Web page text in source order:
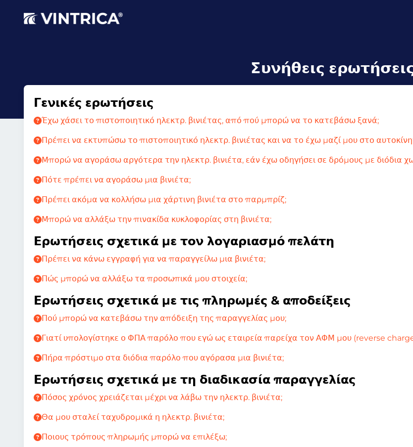
Συνήθεις
Γενικές ερωτήσεις
Έχω χάσει το πιστοποιητικό ηλεκτρ. βινιέτας, από πού μπορώ να το κατεβάσω ξανά;
Πρέπει να εκτυπώσω το πιστοποιητικό ηλεκτρ. βινιέτας και να το έχω μαζί μου στο
Μπορώ να αγοράσω αργότερα την ηλεκτρ. βινιέτα, εάν έχω οδηγήσει σε δρόμους με διόδια
Πότε πρέπει να αγοράσω μια βινιέτα;
Πρέπει ακόμα να κολλήσω μια χάρτινη βινιέτα στο παρμπρίζ;
Μπορώ να αλλάξω την πινακίδα κυκλοφορίας στη βινιέτα;
Ερωτήσεις σχετικά με τον λογαριασμό πελάτη
Πρέπει να κάνω εγγραφή για να παραγγείλω μια βινιέτα;
Πώς μπορώ να αλλάξω τα προσωπικά μου στοιχεία;
Ερωτήσεις σχετικά με τις πληρωμές & αποδείξεις
Πού μπορώ να κατεβάσω την απόδειξη της παραγγελίας μου;
Γιατί υπολογίστηκε ο ΦΠΑ παρόλο που εγώ ως εταιρεία παρείχα τον ΑΦΜ μου (reverse
Πήρα πρόστιμο στα διόδια παρόλο που αγόρασα μια βινιέτα;
Ερωτήσεις σχετικά με τη διαδικασία παραγγελίας
Πόσος χρόνος χρειάζεται μέχρι να λάβω την ηλεκτρ. βινιέτα;
Θα μου σταλεί ταχυδρομικά η ηλεκτρ. βινιέτα;
Ποιους τρόπους πληρωμής μπορώ να επιλέξω;